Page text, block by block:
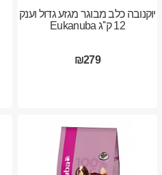
יוקנובה כלב מבוגר מגזע גדול וענק
12 ק''ג Eukanuba
₪279